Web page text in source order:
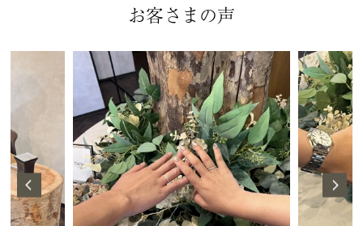
お客さまの声